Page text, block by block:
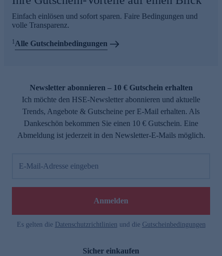
Einfach einlösen und sofort sparen. Faire Bedingungen und
volle Transparenz.
1Alle Gutscheinbedingungen
Newsletter abonnieren – 10 € Gutschein erhalten
Ich möchte den HSE-Newsletter abonnieren und aktuelle
Trends, Angebote & Gutscheine per E-Mail erhalten. Als
Dankeschön bekommen Sie einen 10 € Gutschein. Eine
Abmeldung ist jederzeit in den Newsletter-E-Mails möglich.
E-Mail-Adresse eingeben
Anmelden
Es gelten die Datenschutzrichtlinien und die Gutscheinbedingungen
Sicher einkaufen